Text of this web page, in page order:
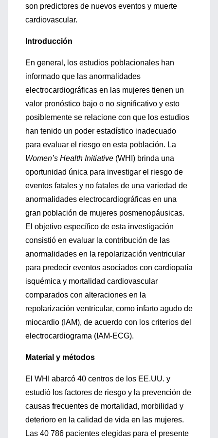
son predictores de nuevos eventos y muerte
cardiovascular.
Introducción
En general, los estudios poblacionales han
informado que las anormalidades
electrocardiográficas en las mujeres tienen un
valor pronóstico bajo o no significativo y esto
posiblemente se relacione con que los estudios
han tenido un poder estadístico inadecuado
para evaluar el riesgo en esta población. La
Women’s Health Initiative (WHI) brinda una
oportunidad única para investigar el riesgo de
eventos fatales y no fatales de una variedad de
anormalidades electrocardiográficas en una
gran población de mujeres posmenopáusicas.
El objetivo específico de esta investigación
consistió en evaluar la contribución de las
anormalidades en la repolarización ventricular
para predecir eventos asociados con cardiopatía
isquémica y mortalidad cardiovascular
comparados con alteraciones en la
repolarización ventricular, como infarto agudo de
miocardio (IAM), de acuerdo con los criterios del
electrocardiograma (IAM-ECG).
Material y métodos
El WHI abarcó 40 centros de los EE.UU. y
estudió los factores de riesgo y la prevención de
causas frecuentes de mortalidad, morbilidad y
deterioro en la calidad de vida en las mujeres.
Las 40 786 pacientes elegidas para el presente